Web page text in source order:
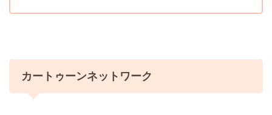
カートゥーンネットワーク